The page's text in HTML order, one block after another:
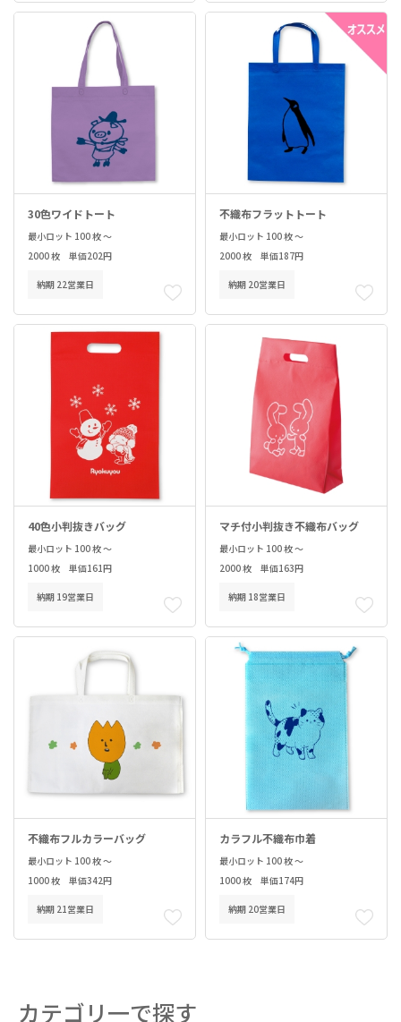
30色ワイドトート
最小ロット 100 枚 ～
2000 枚 単価202円
納期 22営業日
不織布フラットトート
最小ロット 100 枚 ～
2000 枚 単価187円
納期 20営業日
40色小判抜きバッグ
最小ロット 100 枚 ～
1000 枚 単価161円
納期 19営業日
マチ付小判抜き不織布バッグ
最小ロット 100 枚 ～
2000 枚 単価163円
納期 18営業日
不織布フルカラーバッグ
最小ロット 100 枚 ～
1000 枚 単価342円
納期 21営業日
カラフル不織布巾着
最小ロット 100 枚 ～
1000 枚 単価174円
納期 20営業日
カテゴリ一で探す